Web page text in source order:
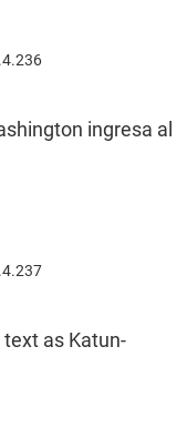
ingresa al
as Katun-